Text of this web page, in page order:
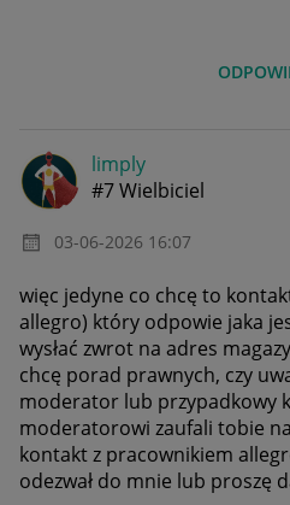
limply
#7 Wielbiciel
‎03-06-2026 16:07
więc jedyne co chcę to
allegro) który odpowie jaka
wysłać zwrot na adres
chcę porad prawnych, czy
moderator lub przypadkowy
moderatorowi zaufali tobie
kontakt z pracownikiem
odezwał do mnie lub proszę